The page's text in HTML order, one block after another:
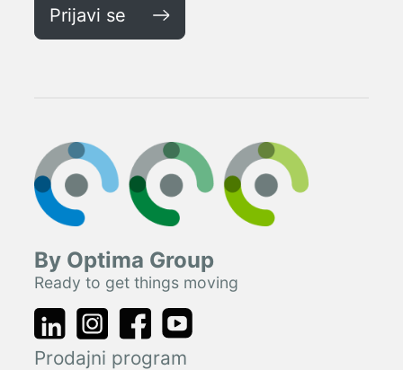
Prijavi se
By Optima Group
Ready to get things moving
Prodajni program